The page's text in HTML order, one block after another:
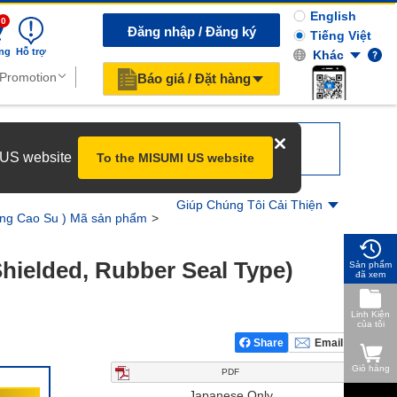
0
Hỗ trợ
Đăng nhập / Đăng ký
Báo giá / Đặt hàng
English
Tiếng Việt
Khác
website To the MISUMI US website
Cao Su ) Mã sản phẩm
Giúp Chúng Tôi Cải Thiện
Rubber Seal Type)
MISUMI Dòng Tiêu Chuẩn
Share Email
PDF
Sản phẩm
đã xem
Linh Kiện
của tôi
Giỏ hàng